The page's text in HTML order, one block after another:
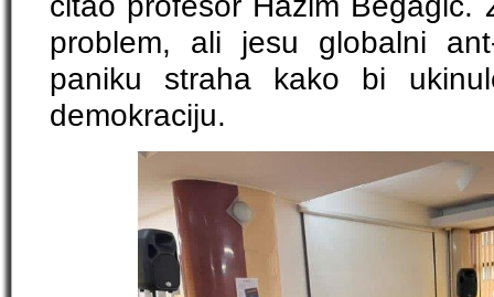
problem, ali jesu globalni
paniku straha kako bi
demokraciju.